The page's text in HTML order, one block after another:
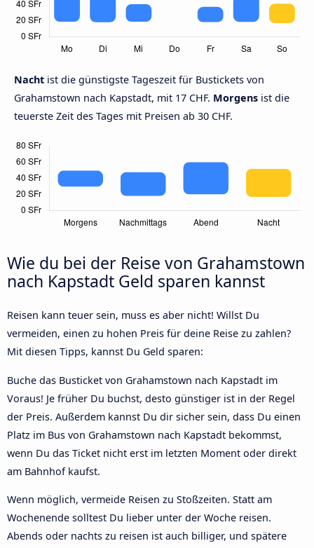
Nacht ist die günstigste Tageszeit für Bustickets von
Grahamstown nach Kapstadt, mit 17 CHF. Morgens ist die
teuerste Zeit des Tages mit Preisen ab 30 CHF.
Wie du bei der Reise von Grahamstown
nach Kapstadt Geld sparen kannst
Reisen kann teuer sein, muss es aber nicht! Willst Du
vermeiden, einen zu hohen Preis für deine Reise zu zahlen?
Mit diesen Tipps, kannst Du Geld sparen:
Buche das Busticket von Grahamstown nach Kapstadt im
Voraus! Je früher Du buchst, desto günstiger ist in der Regel
der Preis. Außerdem kannst Du dir sicher sein, dass Du einen
Platz im Bus von Grahamstown nach Kapstadt bekommst,
wenn Du das Ticket nicht erst im letzten Moment oder direkt
am Bahnhof kaufst.
Wenn möglich, vermeide Reisen zu Stoßzeiten. Statt am
Wochenende solltest Du lieber unter der Woche reisen.
Abends oder nachts zu reisen ist auch billiger, und spätere